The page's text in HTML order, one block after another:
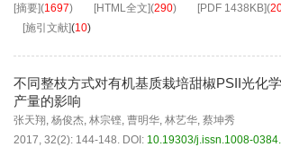
[摘要](1697) [HTML全文](290) [PDF 1438KB](
[施引文献](10)
不同整枝方式对有机基质栽培甜椒PSII光化
产量的影响
张天翔, 杨俊杰, 林宗铿, 曹明华, 林艺华, 蔡坤秀
2017, 32(2): 144-148. DOI: 10.19303/j.issn.1008-